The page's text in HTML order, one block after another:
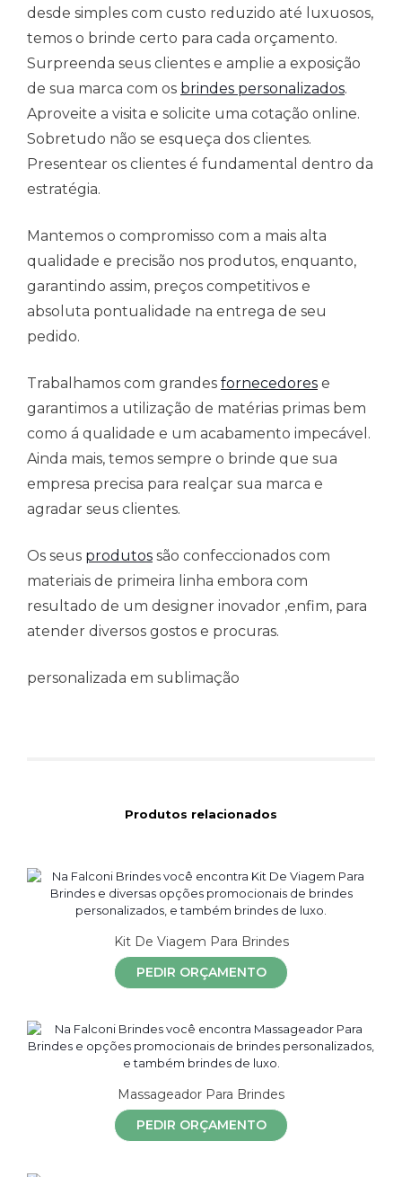
desde simples com custo reduzido até luxuosos,
temos o brinde certo para cada orçamento.
Surpreenda seus clientes e amplie a exposição
de sua marca com os brindes personalizados.
Aproveite a visita e solicite uma cotação online.
Sobretudo não se esqueça dos clientes.
Presentear os clientes é fundamental dentro da
estratégia.
Mantemos o compromisso com a mais alta
qualidade e precisão nos produtos, enquanto,
garantindo assim, preços competitivos e
absoluta pontualidade na entrega de seu
pedido.
Trabalhamos com grandes fornecedores e
garantimos a utilização de matérias primas bem
como á qualidade e um acabamento impecável.
Ainda mais, temos sempre o brinde que sua
empresa precisa para realçar sua marca e
agradar seus clientes.
Os seus produtos são confeccionados com
materiais de primeira linha embora com
resultado de um designer inovador ,enfim, para
atender diversos gostos e procuras.
personalizada em sublimação
Produtos relacionados
Kit De Viagem Para Brindes
PEDIR ORÇAMENTO
Massageador Para Brindes
PEDIR ORÇAMENTO